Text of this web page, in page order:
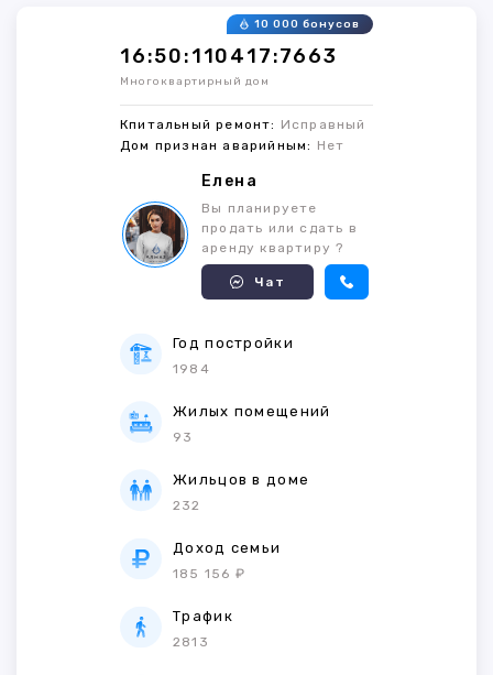
16:50:110417:7663
10 000 бонусов
Многоквартирный дом
Кпитальный ремонт: Исправный
Дом признан аварийным: Нет
Елена
Вы планируете
продать или сдать в
аренду квартиру ?
Чат
Год постройки
1984
Жилых помещений
93
Жильцов в доме
232
Доход семьи
185 156 ₽
Трафик
2813